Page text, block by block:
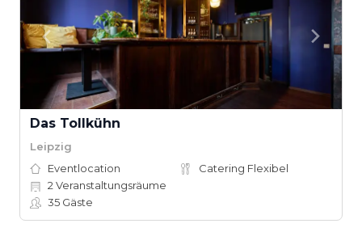
Das Tollkühn
Leipzig
Eventlocation
Catering Flexibel
2 Veranstaltungsräume
35 Gäste